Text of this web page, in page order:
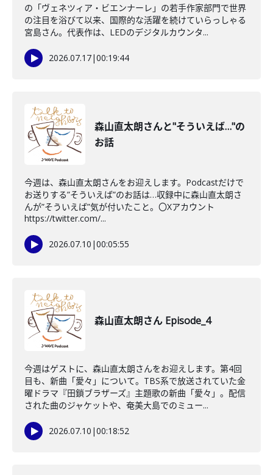
の「ヴェネツィア・ビエンナーレ」の若手作家部門で世界
の注目を浴びて以来、国際的な活躍を続けていらっしゃる
宮島さん。代表作は、LEDのデジタルカウンタ...
2026.07.17|00:19:44
森山直太朗さんと"そういえば…"の
お話
今週は、森山直太朗さんをお迎えします。Podcastだけで
お送りする”そういえば”のお話は…収録中に森山直太朗さ
んが”そういえば”気が付いたこと。〇Xアカウント
https://twitter.com/...
2026.07.10 |00:05:55
森山直太朗さん Episode_4
今週はゲストに、森山直太朗さんをお迎えします。第4回
目も、新曲「愛々」について。TBS系で放送されていた金
曜ドラマ『田鎖ブラザーズ』主題歌の新曲「愛々」。配信
された曲のジャケットや、奄美大島でのミュー...
2026.07.10 |00:18:52